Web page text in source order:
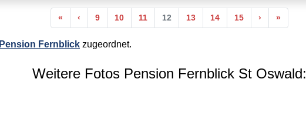
«Anfang
‹Vorherige
9 10 11 12 13 14 15 ›Nächste
»Ende
Pension Fernblick zugeordnet.
Weitere Fotos Pension Fernblick St Oswald: